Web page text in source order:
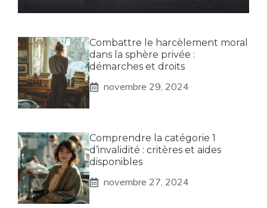
Combattre le harcèlement moral
dans la sphère privée :
démarches et droits
novembre 29, 2024
Comprendre la catégorie 1
d’invalidité : critères et aides
disponibles
novembre 27, 2024